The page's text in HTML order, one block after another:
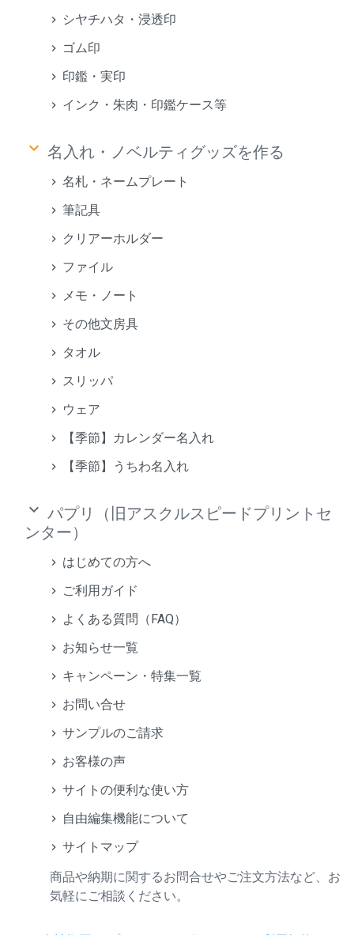
シヤチハタ・浸透印
ゴム印
印鑑・実印
インク・朱肉・印鑑ケース等
keyboard_arrow_down 名入れ・ノベルティグッズを作る
名札・ネームプレート
筆記具
クリアーホルダー
ファイル
メモ・ノート
その他文房具
タオル
スリッパ
ウェア
【季節】カレンダー名入れ
【季節】うちわ名入れ
keyboard_arrow_down パプリ（旧アスクルスピードプリントセ
ンター）
はじめての方へ
ご利用ガイド
よくある質問（FAQ）
お知らせ一覧
キャンペーン・特集一覧
お問い合せ
サンプルのご請求
お客様の声
サイトの便利な使い方
自由編集機能について
サイトマップ
商品や納期に関するお問合せやご注文方法など、お
気軽にご相談ください。